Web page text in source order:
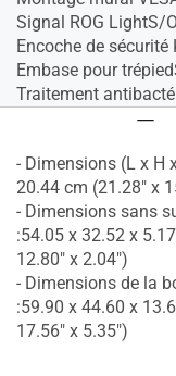
Signal ROG LightS/
Encoche de
Embase pour
Traitement
- Dimensions (L x H
20.44 cm (21.28" x
- Dimensions sans
:54.05 x 32.52 x
12.80" x 2.04")
- Dimensions de la
:59.90 x 44.60 x
17.56" x 5.35")